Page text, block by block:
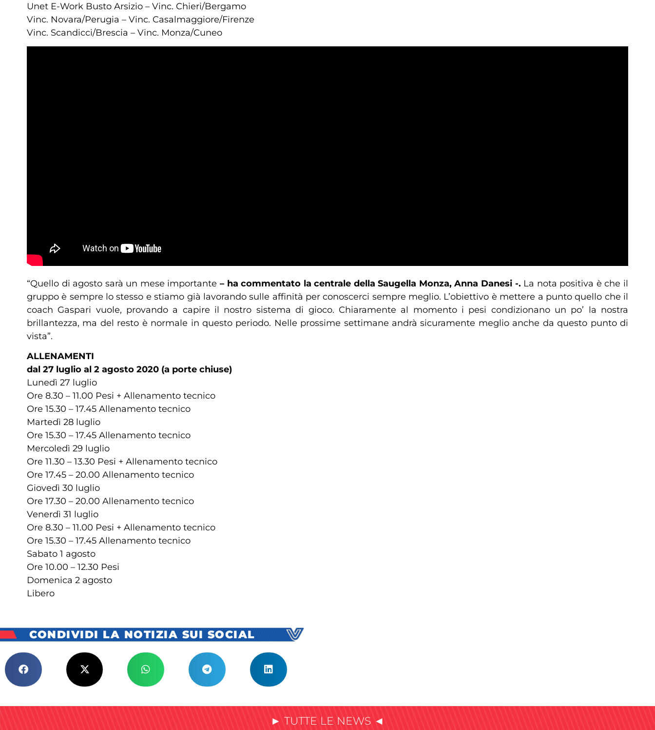
Unet E-Work Busto Arsizio – Vinc. Chieri/Bergamo
Vinc. Novara/Perugia – Vinc. Casalmaggiore/Firenze
Vinc. Scandicci/Brescia – Vinc. Monza/Cuneo
“Quello di agosto sarà un mese importante – ha commentato la centrale della Saugella Monza, Anna Danesi -. La nota positiva è che il
gruppo è sempre lo stesso e stiamo già lavorando sulle affinità per conoscerci sempre meglio. L’obiettivo è mettere a punto quello che il
coach Gaspari vuole, provando a capire il nostro sistema di gioco. Chiaramente al momento i pesi condizionano un po’ la nostra
brillantezza, ma del resto è normale in questo periodo. Nelle prossime settimane andrà sicuramente meglio anche da questo punto di
vista”.
ALLENAMENTI
dal 27 luglio al 2 agosto 2020 (a porte chiuse)
Lunedì 27 luglio
Ore 8.30 – 11.00 Pesi + Allenamento tecnico
Ore 15.30 – 17.45 Allenamento tecnico
Martedì 28 luglio
Ore 15.30 – 17.45 Allenamento tecnico
Mercoledì 29 luglio
Ore 11.30 – 13.30 Pesi + Allenamento tecnico
Ore 17.45 – 20.00 Allenamento tecnico
Giovedì 30 luglio
Ore 17.30 – 20.00 Allenamento tecnico
Venerdì 31 luglio
Ore 8.30 – 11.00 Pesi + Allenamento tecnico
Ore 15.30 – 17.45 Allenamento tecnico
Sabato 1 agosto
Ore 10.00 – 12.30 Pesi
Domenica 2 agosto
Libero
CONDIVIDI LA NOTIZIA SUI SOCIAL
► TUTTE LE NEWS ◄